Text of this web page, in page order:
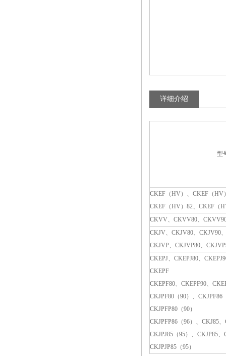
详细介绍
型
CKEF（HV）、CKEF（HV
CKEF（HV）82、CKEF（
CKVV、CKVV80、
CKJV、CKJV80、CKJV90
CKJVP、CKJVP80、
CKEPJ、CKEPJ80、
CKEPF
CKEPF80、CKEPF90、
CKJPF80（90）、CKJPF86
CKJPFP80（90）
CKJPFP86（96）、CKJ85
CKJPJ85（95）、CKJP85
CKJPJP85（95）